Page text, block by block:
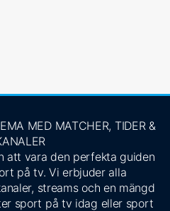
MED MATCHER, TIDER &
att vara den perfekta guiden
på tv. Vi erbjuder alla
streams och en mängd
sport på tv idag eller sport